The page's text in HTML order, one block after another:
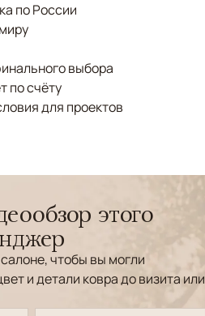
по России
выбора
по счёту
для проектов
этого
чтобы вы могли
и детали ковра до визита или